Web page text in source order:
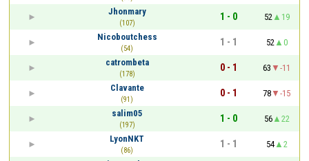
Jhonmary
(107)
1 - 0 52
19
Nicoboutchess
(54)
1 - 1 52
0
catrombeta
(178)
0 - 1 63
-11
Clavante
(91)
0 - 1 78
-15
salim05
(197)
1 - 0 56
22
LyonNKT
(86)
1 - 1 54
2